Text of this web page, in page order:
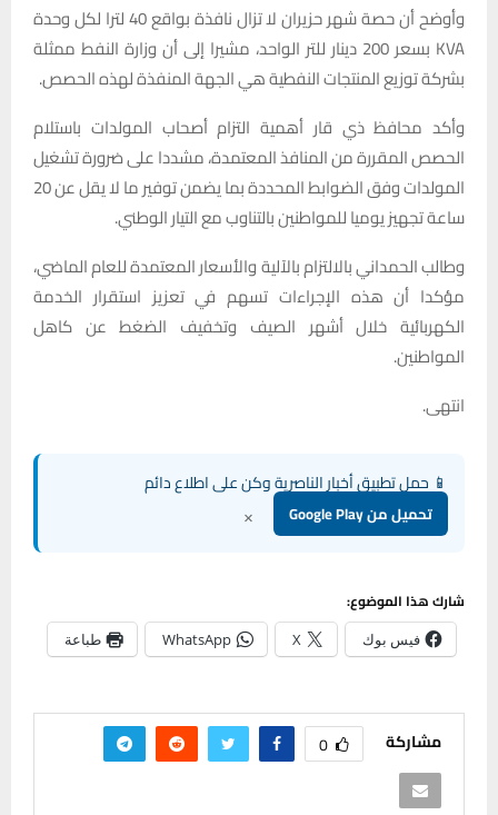
وأوضح أن حصة شهر حزيران لا تزال نافذة بواقع 40 لترا لكل وحدة
KVA بسعر 200 دينار للتر الواحد، مشيرا إلى أن وزارة النفط ممثلة
بشركة توزيع المنتجات النفطية هي الجهة المنفذة لهذه الحصص.
وأكد محافظ ذي قار أهمية التزام أصحاب المولدات باستلام
الحصص المقررة من المنافذ المعتمدة، مشددا على ضرورة تشغيل
المولدات وفق الضوابط المحددة بما يضمن توفير ما لا يقل عن 20
ساعة تجهيز يوميا للمواطنين بالتناوب مع التيار الوطني.
وطالب الحمداني بالالتزام بالآلية والأسعار المعتمدة للعام الماضي،
مؤكدا أن هذه الإجراءات تسهم في تعزيز استقرار الخدمة
الكهربائية خلال أشهر الصيف وتخفيف الضغط عن كاهل
المواطنين.
انتهى.
📱 حمل تطبيق أخبار الناصرية وكن على اطلاع دائم
تحميل من Google Play ×
شارك هذا الموضوع:
فيس بوك X
WhatsApp طباعة
مشاركة 0